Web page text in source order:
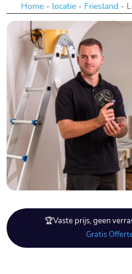
Home- locatie- Friesland -
🏆Vaste prijs, geen
Gratis